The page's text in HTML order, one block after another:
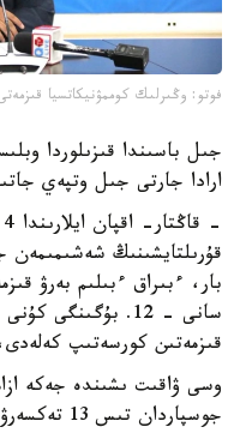
فوتو: وڭىرلىك كوممۋنيكاتسيا
ارادا جارتى جىل وتپەي
قۇرىلتايشىنىڭ شەشىمىمەن
بار، ءبىراق ءبىلىم بەرۋ
قىزمەتىن كورسەتىپ
وسى ۋاقىت ىشىندە جەكە
جوسپاردان تىس 13 تەكسەرۋ جۇرگىزىلدى.